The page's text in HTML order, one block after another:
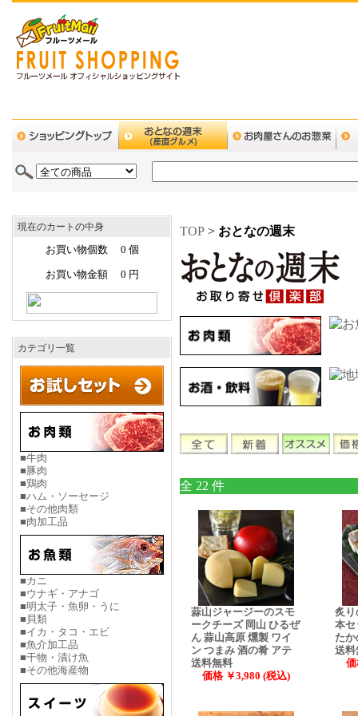
現在のカートの中身
お買い物個数 0 個
お買い物金額 0 円
カテゴリ一覧
■牛肉
■豚肉
■鶏肉
■ハム・ソーセージ
■その他肉類
■肉加工品
■カニ
■ウナギ・アナゴ
■明太子・魚卵・うに
■貝類
■イカ・タコ・エビ
■魚介加工品
■干物・漬け魚
■その他海産物
TOP > おとなの週末
全 22 件
蒜山ジャージーのスモ
ークチーズ 岡山 ひるぜ
ん 蒜山高原 燻製 ワイ
ン つまみ 酒の肴 アテ
送料無料
価格 ￥3,980 (税込)
炙り
本セ
たか
送料
価